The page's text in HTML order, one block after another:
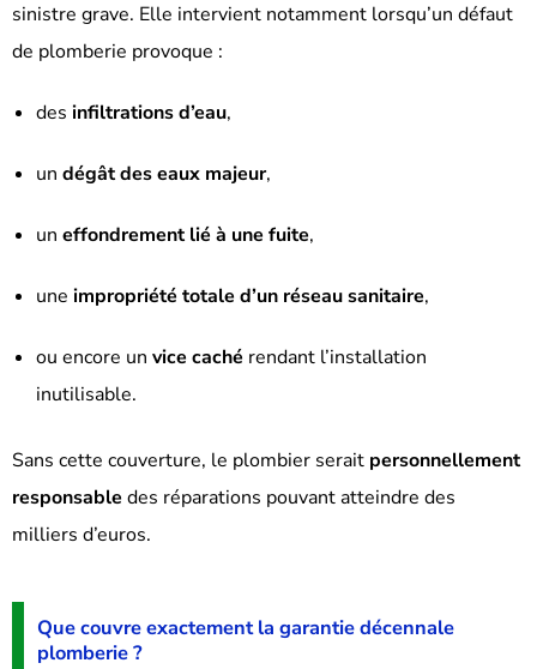
sinistre grave. Elle intervient notamment lorsqu’un défaut
de plomberie provoque :
des infiltrations d’eau,
un dégât des eaux majeur,
un effondrement lié à une fuite,
une impropriété totale d’un réseau sanitaire,
ou encore un vice caché rendant l’installation
inutilisable.
Sans cette couverture, le plombier serait personnellement
responsable des réparations pouvant atteindre des
milliers d’euros.
Que couvre exactement la garantie décennale
plomberie ?